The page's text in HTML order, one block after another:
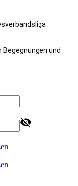
Begegnungen und